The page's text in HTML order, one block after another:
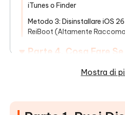
iTunes o Finder
Metodo 3: Disinstallare iOS
ReiBoot (Altamente
Parte 4. Cosa Fare
Disinstallare iOS 26
Mostra di